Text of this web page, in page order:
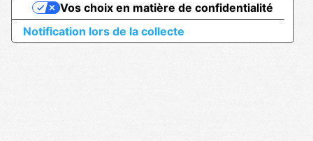
Notification lors de la collecte
Vos choix en matière de confidentialité